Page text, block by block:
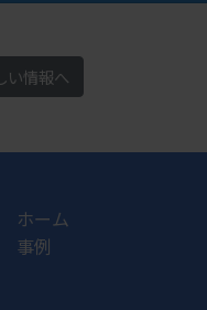
い情報へ
ホーム
事例